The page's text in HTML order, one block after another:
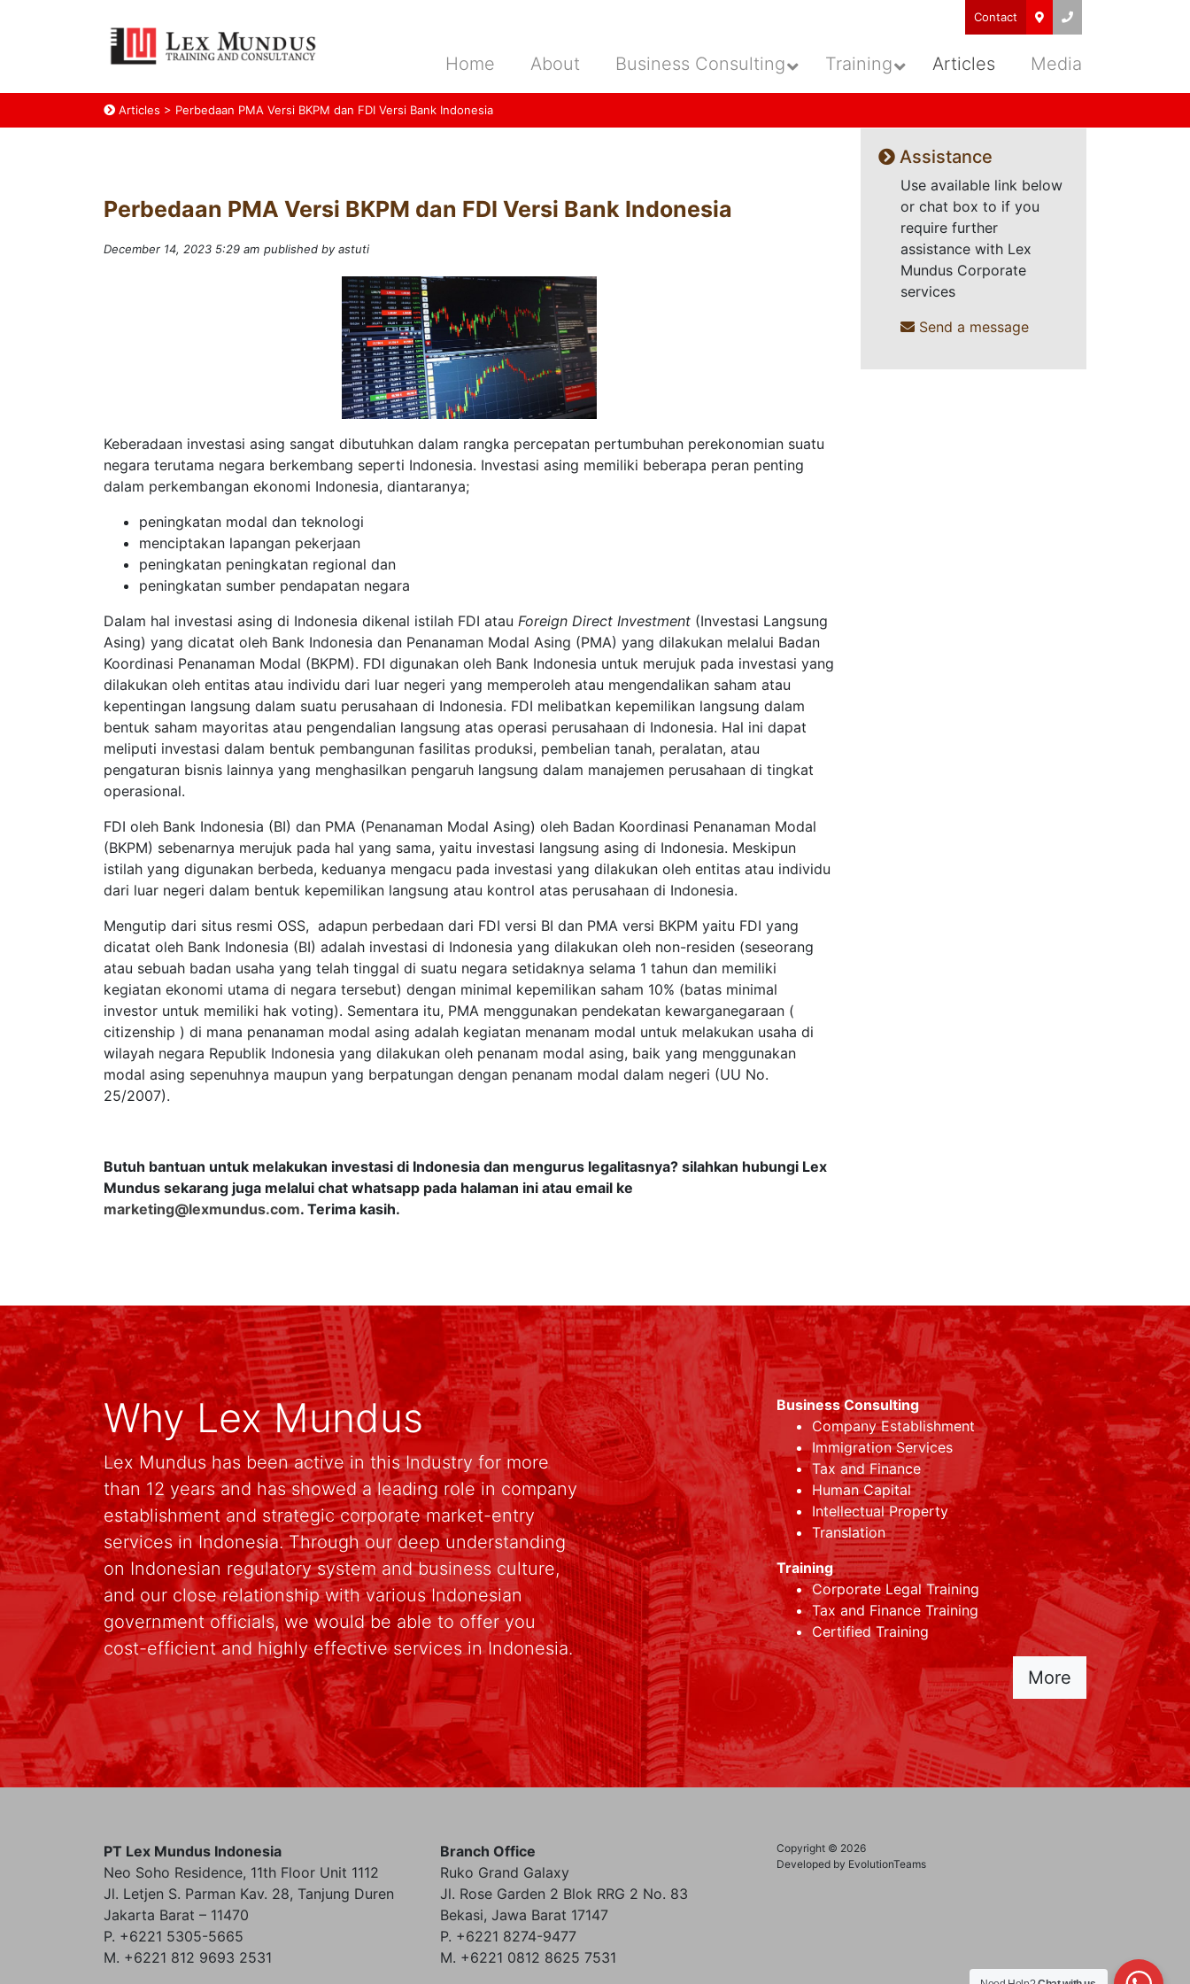
Contact
Home About Business Consulting Training Articles Media
Articles > Perbedaan PMA Versi BKPM dan FDI Versi Bank Indonesia
Perbedaan PMA Versi BKPM dan FDI Versi Bank Indonesia
December 14, 2023 5:29 am published by astuti
Keberadaan investasi asing sangat dibutuhkan dalam rangka percepatan pertumbuhan perekonomian suatu
negara terutama negara berkembang seperti Indonesia. Investasi asing memiliki beberapa peran penting
dalam perkembangan ekonomi Indonesia, diantaranya;
peningkatan modal dan teknologi
menciptakan lapangan pekerjaan
peningkatan peningkatan regional dan
peningkatan sumber pendapatan negara
Dalam hal investasi asing di Indonesia dikenal istilah FDI atau Foreign Direct Investment (Investasi Langsung
Asing) yang dicatat oleh Bank Indonesia dan Penanaman Modal Asing (PMA) yang dilakukan melalui Badan
Koordinasi Penanaman Modal (BKPM). FDI digunakan oleh Bank Indonesia untuk merujuk pada investasi yang
dilakukan oleh entitas atau individu dari luar negeri yang memperoleh atau mengendalikan saham atau
kepentingan langsung dalam suatu perusahaan di Indonesia. FDI melibatkan kepemilikan langsung dalam
bentuk saham mayoritas atau pengendalian langsung atas operasi perusahaan di Indonesia. Hal ini dapat
meliputi investasi dalam bentuk pembangunan fasilitas produksi, pembelian tanah, peralatan, atau
pengaturan bisnis lainnya yang menghasilkan pengaruh langsung dalam manajemen perusahaan di tingkat
operasional.
FDI oleh Bank Indonesia (BI) dan PMA (Penanaman Modal Asing) oleh Badan Koordinasi Penanaman Modal
(BKPM) sebenarnya merujuk pada hal yang sama, yaitu investasi langsung asing di Indonesia. Meskipun
istilah yang digunakan berbeda, keduanya mengacu pada investasi yang dilakukan oleh entitas atau individu
dari luar negeri dalam bentuk kepemilikan langsung atau kontrol atas perusahaan di Indonesia.
Mengutip dari situs resmi OSS, adapun perbedaan dari FDI versi BI dan PMA versi BKPM yaitu FDI yang
dicatat oleh Bank Indonesia (BI) adalah investasi di Indonesia yang dilakukan oleh non-residen (seseorang
atau sebuah badan usaha yang telah tinggal di suatu negara setidaknya selama 1 tahun dan memiliki
kegiatan ekonomi utama di negara tersebut) dengan minimal kepemilikan saham 10% (batas minimal
investor untuk memiliki hak voting). Sementara itu, PMA menggunakan pendekatan kewarganegaraan (
citizenship ) di mana penanaman modal asing adalah kegiatan menanam modal untuk melakukan usaha di
wilayah negara Republik Indonesia yang dilakukan oleh penanam modal asing, baik yang menggunakan
modal asing sepenuhnya maupun yang berpatungan dengan penanam modal dalam negeri (UU No.
25/2007).
Butuh bantuan untuk melakukan investasi di Indonesia dan mengurus legalitasnya? silahkan hubungi Lex
Mundus sekarang juga melalui chat whatsapp pada halaman ini atau email ke
marketing@lexmundus.com. Terima kasih.
Assistance
Use available link below
or chat box to if you
require further
assistance with Lex
Mundus Corporate
services
Send a message
Why Lex Mundus
Lex Mundus has been active in this Industry for more
than 12 years and has showed a leading role in company
establishment and strategic corporate market-entry
services in Indonesia. Through our deep understanding
on Indonesian regulatory system and business culture,
and our close relationship with various Indonesian
government officials, we would be able to offer you
cost-efficient and highly effective services in Indonesia.
Business Consulting
Company Establishment
Immigration Services
Tax and Finance
Human Capital
Intellectual Property
Translation
Training
Corporate Legal Training
Tax and Finance Training
Certified Training
More
PT Lex Mundus Indonesia
Neo Soho Residence, 11th Floor Unit 1112
Jl. Letjen S. Parman Kav. 28, Tanjung Duren
Jakarta Barat – 11470
P. +6221 5305-5665
M. +6221 812 9693 2531
Branch Office
Ruko Grand Galaxy
Jl. Rose Garden 2 Blok RRG 2 No. 83
Bekasi, Jawa Barat 17147
P. +6221 8274-9477
M. +6221 0812 8625 7531
Copyright © 2026
Developed by EvolutionTeams